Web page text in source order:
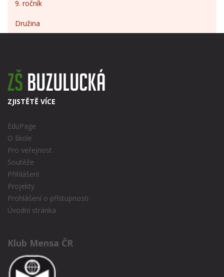
9. ročník
Družina
ZJISTĚTĚ VÍCE
EduPage
O škole
Pro veřejnost
Soutěže
Přihlášení
Projekty
Prohlášení o přístupnosti
Úvodní stránka
Klub Mensa ČR